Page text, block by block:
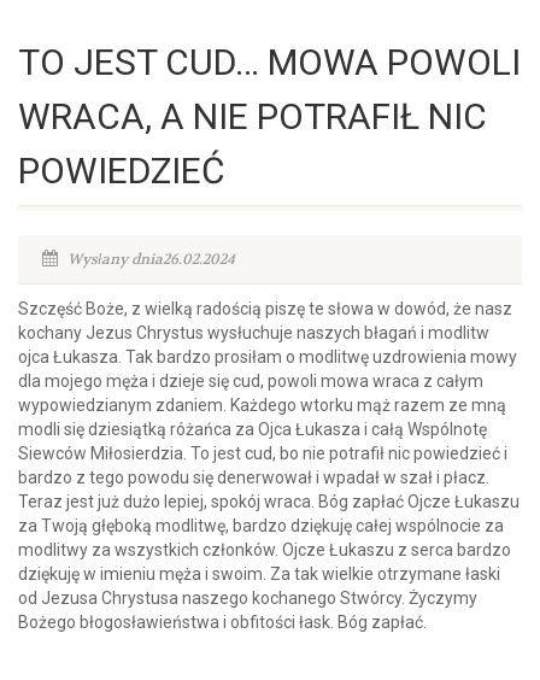
TO JEST CUD… MOWA POWOLI
WRACA, A NIE POTRAFIŁ NIC
POWIEDZIEĆ
Wysłany dnia26.02.2024
Szczęść Boże, z wielką radością piszę te słowa w dowód, że nasz
kochany Jezus Chrystus wysłuchuje naszych błagań i modlitw
ojca Łukasza. Tak bardzo prosiłam o modlitwę uzdrowienia mowy
dla mojego męża i dzieje się cud, powoli mowa wraca z całym
wypowiedzianym zdaniem. Każdego wtorku mąż razem ze mną
modli się dziesiątką różańca za Ojca Łukasza i całą Wspólnotę
Siewców Miłosierdzia. To jest cud, bo nie potrafił nic powiedzieć i
bardzo z tego powodu się denerwował i wpadał w szał i płacz.
Teraz jest już dużo lepiej, spokój wraca. Bóg zapłać Ojcze Łukaszu
za Twoją głęboką modlitwę, bardzo dziękuję całej wspólnocie za
modlitwy za wszystkich członków. Ojcze Łukaszu z serca bardzo
dziękuję w imieniu męża i swoim. Za tak wielkie otrzymane łaski
od Jezusa Chrystusa naszego kochanego Stwórcy. Życzymy
Bożego błogosławieństwa i obfitości łask. Bóg zapłać.